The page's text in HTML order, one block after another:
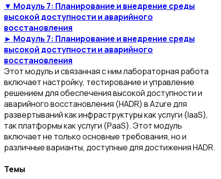
▼ Модуль 7: Планирование и внедрение среды
высокой доступности и аварийного
восстановления
► Модуль 7: Планирование и внедрение среды
высокой доступности и аварийного
восстановления
Этот модуль и связанная с ним лабораторная работа
включает настройку, тестирование и управление
решением для обеспечения высокой доступности и
аварийного восстановления (HADR) в Azure для
развертываний как инфраструктуры как услуги (IaaS),
так платформы как услуги (PaaS). Этот модуль
включает не только основные требования, но и
различные варианты, доступные для достижения HADR.
Темы